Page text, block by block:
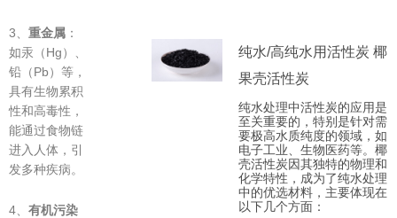
3、 重金属 ：
如汞（Hg）、
铅（Pb）等，
具有生物累积
性和高毒性，
能通过食物链
进入人体，引
发多种疾病。
4、 有机污染
纯水/高纯水用活性炭 椰
果壳活性炭
纯水处理中活性炭的应用是
至关重要的，特别是针对需
要极高水质纯度的领域，如
电子工业、生物医药等。椰
壳活性炭因其独特的物理和
化学特性，成为了纯水处理
中的优选材料，主要体现在
以下几个方面：